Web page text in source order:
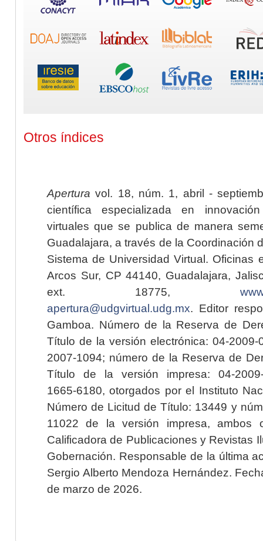
Otros índices
Apertura vol. 18, núm. 1, abril -
científica especializada en
virtuales que se publica de manera
Guadalajara, a través de la Coordinación
Sistema de Universidad Virtual. Oficinas
Arcos Sur, CP 44140, Guadalajara,
ext. 18775,
apertura@udgvirtual.udg.mx. Editor
Gamboa. Número de la Reserva de
Título de la versión electrónica: 04-2009-
2007-1094; número de la Reserva de
Título de la versión impresa: 04-2009-
1665-6180, otorgados por el Instituto
Número de Licitud de Título: 13449 y
11022 de la versión impresa, ambos
Calificadora de Publicaciones y Revistas
Gobernación. Responsable de la última
Sergio Alberto Mendoza Hernández.
de marzo de 2026.